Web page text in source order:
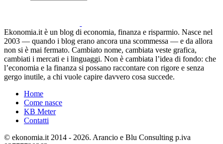
Ekonomia.it è un blog di economia, finanza e risparmio. Nasce nel
2003 — quando i blog erano ancora una scommessa — e da allora
non si è mai fermato. Cambiato nome, cambiata veste grafica,
cambiati i mercati e i linguaggi. Non è cambiata l’idea di fondo: che
l’economia e la finanza si possano raccontare con rigore e senza
gergo inutile, a chi vuole capire davvero cosa succede.
Home
Come nasce
KB Meter
Contatti
© ekonomia.it 2014 - 2026. Arancio e Blu Consulting p.iva